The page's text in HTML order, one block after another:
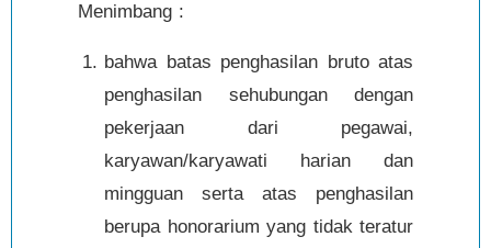
Menimbang :
bahwa batas penghasilan bruto atas
penghasilan sehubungan dengan
pekerjaan dari pegawai,
karyawan/karyawati harian dan
mingguan serta atas penghasilan
berupa honorarium yang tidak teratur